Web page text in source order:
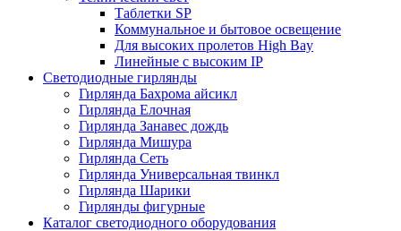
Таблетки SP
Коммунальное и бытовое освещение
Для высоких пролетов High Bay
Линейные с высоким IP
Светодиодные гирлянды
Гирлянда Бахрома айсикл
Гирлянда Елочная
Гирлянда Занавес дождь
Гирлянда Мишура
Гирлянда Сеть
Гирлянда Универсальная твинкл
Гирлянда Шарики
Гирлянды фигурные
Каталог светодиодного оборудования